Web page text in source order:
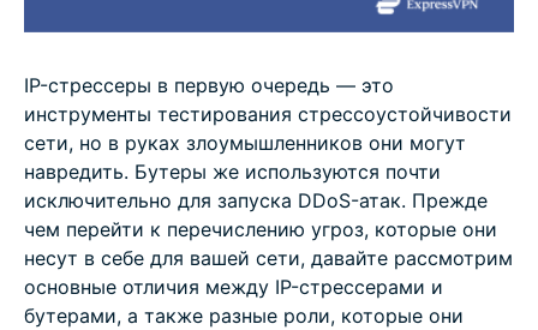
IP-стрессеры в первую очередь — это
инструменты тестирования стрессоустойчивости
сети, но в руках злоумышленников они могут
навредить. Бутеры же используются почти
исключительно для запуска DDoS-атак. Прежде
чем перейти к перечислению угроз, которые они
несут в себе для вашей сети, давайте рассмотрим
основные отличия между IP-стрессерами и
бутерами, а также разные роли, которые они